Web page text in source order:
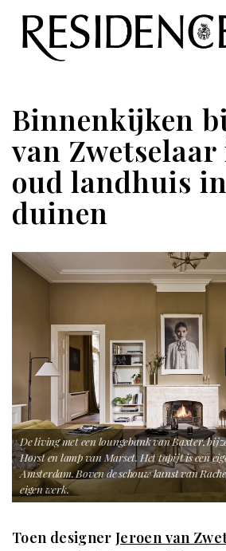
Overslaan en ga direct naar
Binnenkijken
van Zwetselaar
oud landhuis
duinen
De living met een loungebank van Baxter,
Horst en lamp van Marset. Het tapijt is een
Amsterdam. Boven de schouw kunst van
eigen werk.
Toen designerJeroen van